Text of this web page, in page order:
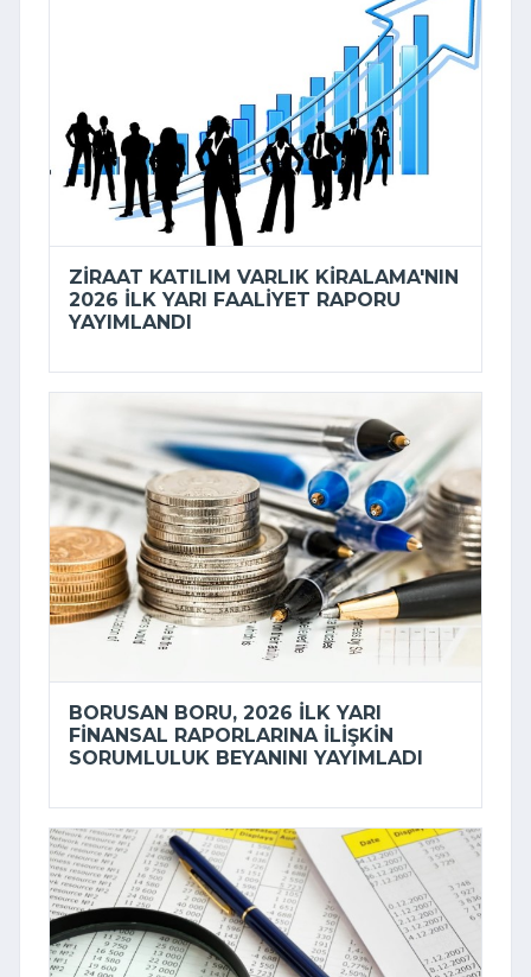
ZIRAAT KATILIM VARLIK KIRALAMA'NIN
2026 ILK YARI FAALIYET RAPORU
YAYIMLANDI
BORUSAN BORU, 2026 ILK YARI
FINANSAL RAPORLARINA ILIŞKIN
SORUMLULUK BEYANINI YAYIMLADI